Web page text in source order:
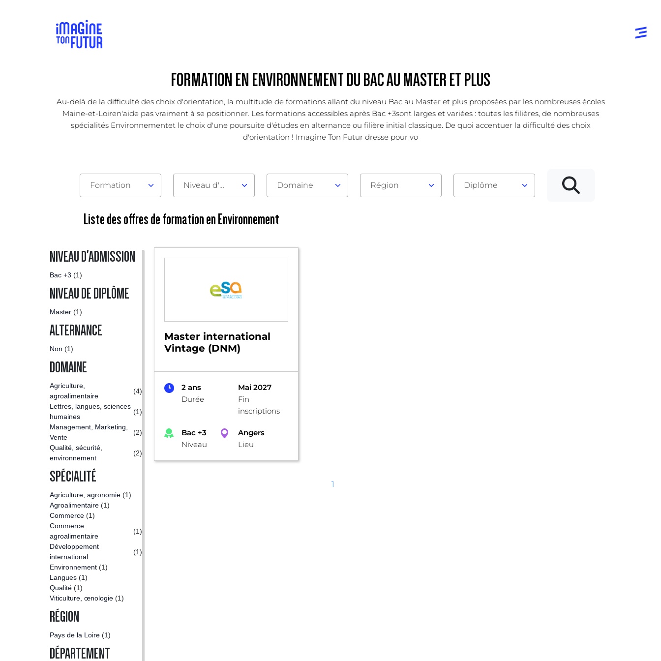
FORMATION EN ENVIRONNEMENT DU BAC AU MASTER ET PLUS
Au-delà de la difficulté des choix d'orientation, la multitude de formations allant du niveau Bac au Master et plus proposées par les nombreuses écoles
Maine-et-Loiren'aide pas vraiment à se positionner. Les formations accessibles après Bac +3sont larges et variées : toutes les filières, de nombreuses
spécialités Environnementet le choix d'une poursuite d'études en alternance ou filière initial classique. De quoi accentuer la difficulté des choix
d'orientation ! Imagine Ton Futur dresse pour vo
Formation Niveau d'admission Domaine Région Diplôme
Liste des offres de formation en Environnement
NIVEAU D'ADMISSION
Bac +3 (1)
NIVEAU DE DIPLÔME
Master (1)
ALTERNANCE
Non (1)
DOMAINE
Agriculture,
agroalimentaire
(4)
Lettres, langues, sciences
humaines
(1)
Management, Marketing,
Vente
(2)
Qualité, sécurité,
environnement
(2)
SPÉCIALITÉ
Agriculture, agronomie (1)
Agroalimentaire (1)
Commerce (1)
Commerce
agroalimentaire
(1)
Développement
international
(1)
Environnement (1)
Langues (1)
Qualité (1)
Viticulture, œnologie (1)
RÉGION
Pays de la Loire (1)
DÉPARTEMENT
Master international
Vintage (DNM)
2 ans
Durée
Mai 2027
Fin
inscriptions
Bac +3
Niveau
Angers
Lieu
1